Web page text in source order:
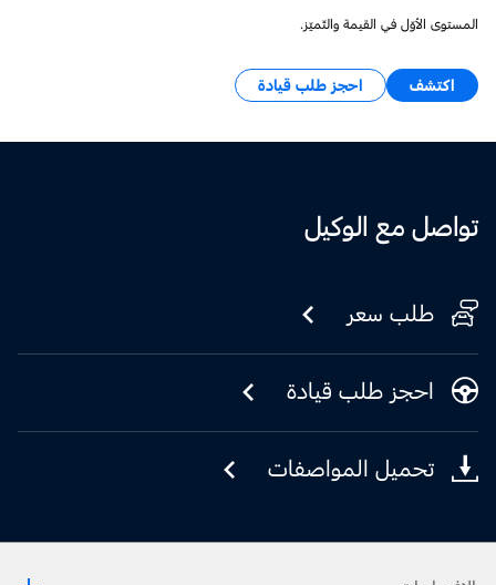
المستوى الأوّل في القيمة والتّميّز.
اكتشف احجز طلب قيادة
تواصل مع الوكيل
طلب سعر
احجز طلب قيادة
تحميل المواصفات